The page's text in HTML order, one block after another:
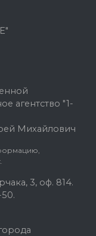
агентство "1-
Михайлович
3, оф. 814.